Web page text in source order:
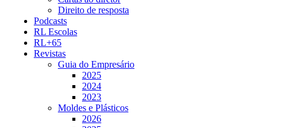
Direito de resposta
Podcasts
RL Escolas
RL+65
Revistas
Guia do Empresário
2025
2024
2023
Moldes e Plásticos
2026